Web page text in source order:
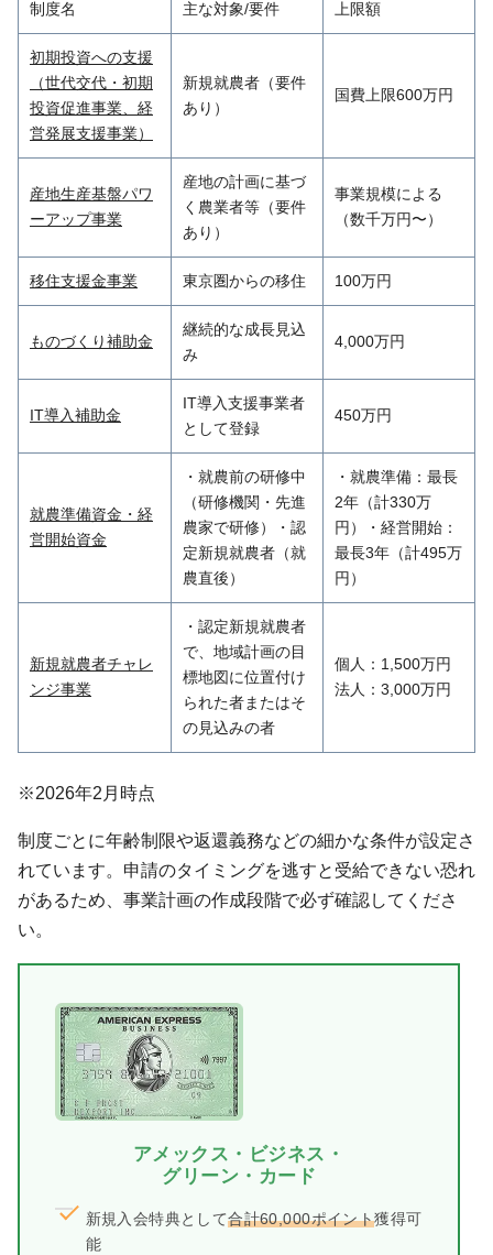
制度名 主な対象/要件 上限額
初期投資への支援
（世代交代・初期
投資促進事業、経
営発展支援事業）
新規就農者（要件
あり）
国費上限600万円
産地生産基盤パワ
ーアップ事業
産地の計画に基づ
く農業者等（要件
あり）
事業規模による
（数千万円〜）
移住支援金事業 東京圏からの移住 100万円
ものづくり補助金
継続的な成長見込
み
4,000万円
IT導入補助金
IT導入支援事業者
として登録
450万円
就農準備資金・経
営開始資金
・就農前の研修中
（研修機関・先進
農家で研修）・認
定新規就農者（就
農直後）
・就農準備：最長
2年（計330万
円）・経営開始：
最長3年（計495万
円）
新規就農者チャレ
ンジ事業
・認定新規就農者
で、地域計画の目
標地図に位置付け
られた者またはそ
の見込みの者
個人：1,500万円
法人：3,000万円
※2026年2月時点
制度ごとに年齢制限や返還義務などの細かな条件が設定さ
れています。申請のタイミングを逃すと受給できない恐れ
があるため、事業計画の作成段階で必ず確認してくださ
い。
アメックス・ビジネス・
グリーン・カード
新規入会特典として合計60,000ポイント獲得可
能